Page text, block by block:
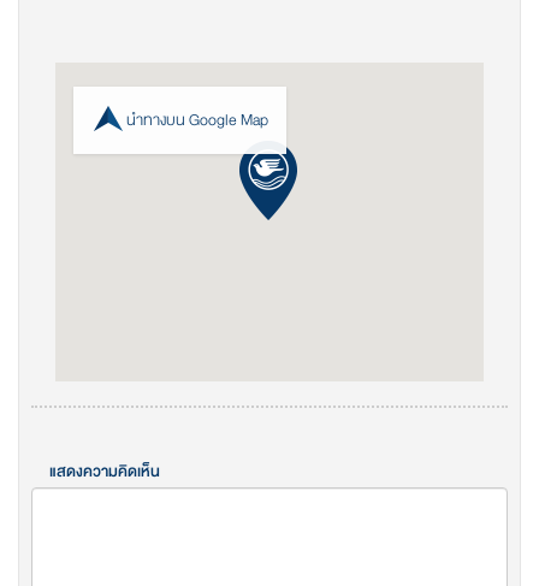
นำทางบน Google Map
แสดงความคิดเห็น